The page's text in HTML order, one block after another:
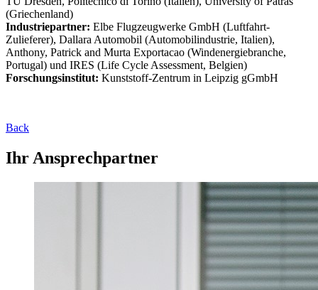
(Griechenland)
Industriepartner: Elbe Flugzeugwerke GmbH (Luftfahrt-
Zulieferer), Dallara Automobil (Automobilindustrie, Italien),
Anthony, Patrick and Murta Exportacao (Windenergiebranche,
Portugal) und IRES (Life Cycle Assessment, Belgien)
Forschungsinstitut: Kunststoff-Zentrum in Leipzig gGmbH
Back
Ihr Ansprechpartner